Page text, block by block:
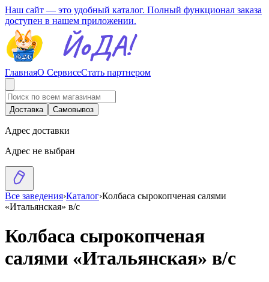
Наш сайт — это удобный каталог. Полный функционал заказа
доступен в нашем приложении.
ГлавнаяО СервисеСтать партнером
Доставка Самовывоз
Адрес доставки
Адрес не выбран
Все заведения›Каталог›Колбаса сырокопченая салями
«Итальянская» в/с
Колбаса сырокопченая
салями «Итальянская» в/с